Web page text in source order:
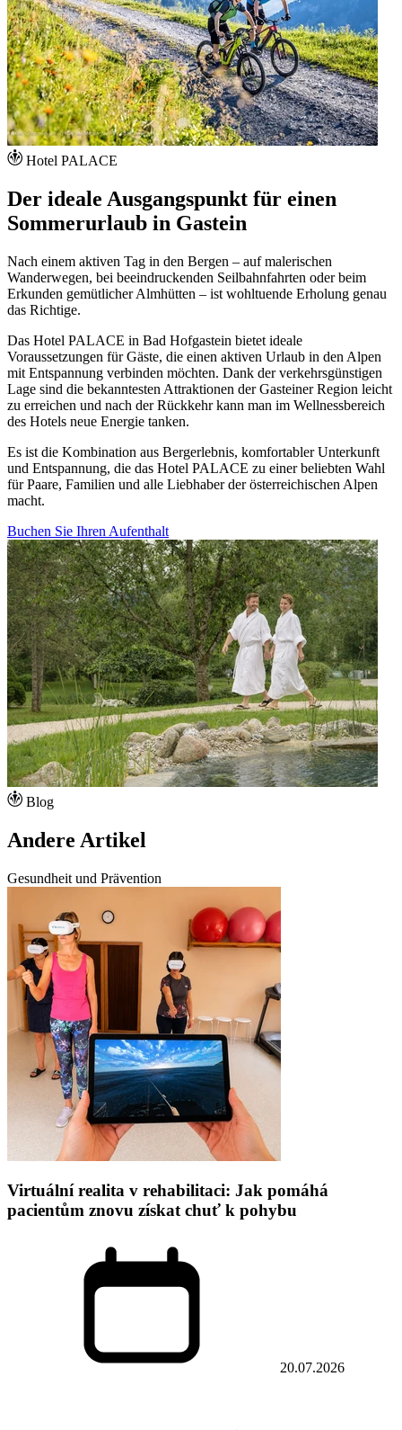
Hotel PALACE
Der ideale Ausgangspunkt für einen
Sommerurlaub in Gastein
Nach einem aktiven Tag in den Bergen – auf malerischen
Wanderwegen, bei beeindruckenden Seilbahnfahrten oder beim
Erkunden gemütlicher Almhütten – ist wohltuende Erholung genau
das Richtige.
Das Hotel PALACE in Bad Hofgastein bietet ideale
Voraussetzungen für Gäste, die einen aktiven Urlaub in den Alpen
mit Entspannung verbinden möchten. Dank der verkehrsgünstigen
Lage sind die bekanntesten Attraktionen der Gasteiner Region leicht
zu erreichen und nach der Rückkehr kann man im Wellnessbereich
des Hotels neue Energie tanken.
Es ist die Kombination aus Bergerlebnis, komfortabler Unterkunft
und Entspannung, die das Hotel PALACE zu einer beliebten Wahl
für Paare, Familien und alle Liebhaber der österreichischen Alpen
macht.
Buchen Sie Ihren Aufenthalt
Blog
Andere Artikel
Gesundheit und Prävention
Virtuální realita v rehabilitaci: Jak pomáhá
pacientům znovu získat chuť k pohybu
20.07.2026